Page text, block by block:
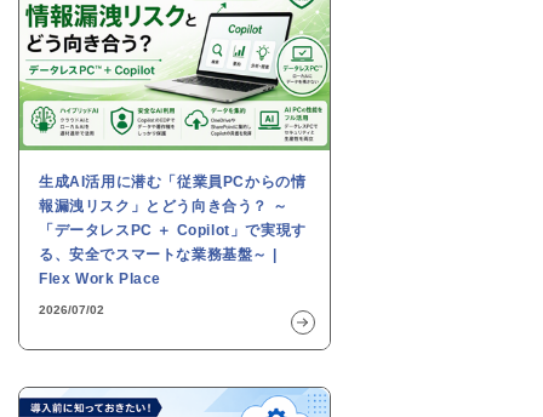
生成AI活用に潜む「従業員PCからの情
報漏洩リスク」とどう向き合う？ ～
「データレスPC ＋ Copilot」で実現す
る、安全でスマートな業務基盤～ |
Flex Work Place
2026/07/02